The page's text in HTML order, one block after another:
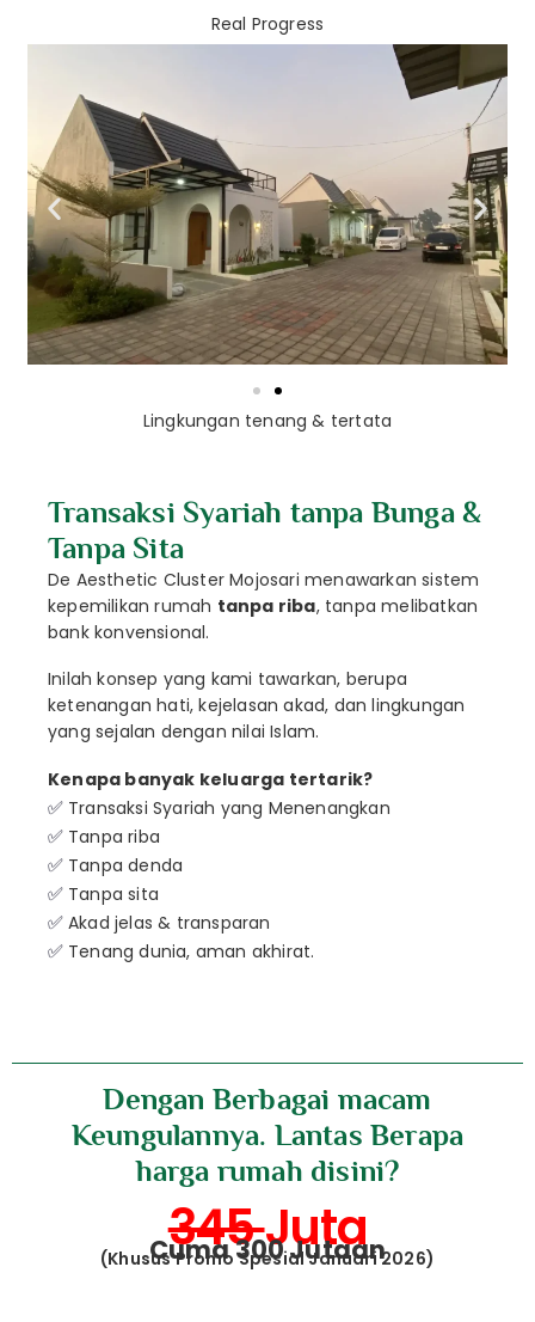
Real Progress
Lingkungan tenang & tertata
Transaksi Syariah tanpa Bunga &
Tanpa Sita
De Aesthetic Cluster Mojosari menawarkan sistem
kepemilikan rumah tanpa riba, tanpa melibatkan
bank konvensional.
Inilah konsep yang kami tawarkan, berupa
ketenangan hati, kejelasan akad, dan lingkungan
yang sejalan dengan nilai Islam.
Kenapa banyak keluarga tertarik?
✅ Transaksi Syariah yang Menenangkan
✅ Tanpa riba
✅ Tanpa denda
✅ Tanpa sita
✅ Akad jelas & transparan
✅ Tenang dunia, aman akhirat.
Dengan Berbagai macam
Keungulannya. Lantas Berapa
harga rumah disini?
345Juta
Cuma 300 Jutaan
(Khusus Promo Spesial Januari 2026)